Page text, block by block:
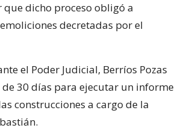
que dicho proceso obligó a
decretadas por el
el Poder Judicial, Berríos Pozas
30 días para ejecutar un informe
construcciones a cargo de la